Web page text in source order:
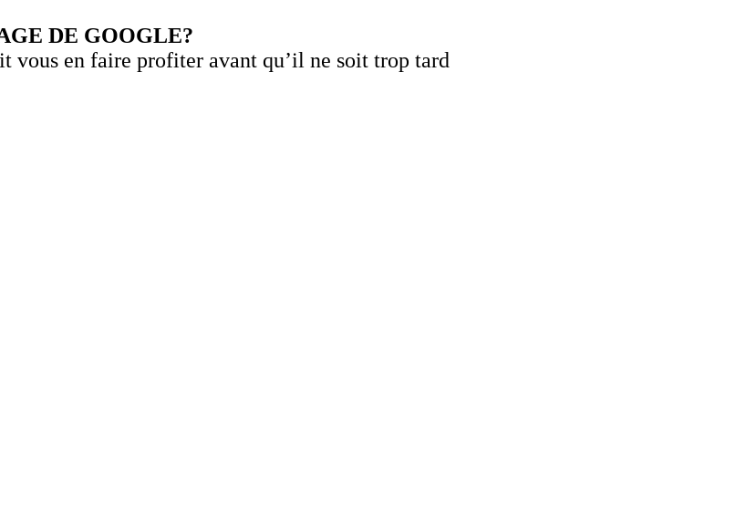
DE GOOGLE?
vous en faire profiter avant qu’il ne soit trop tard